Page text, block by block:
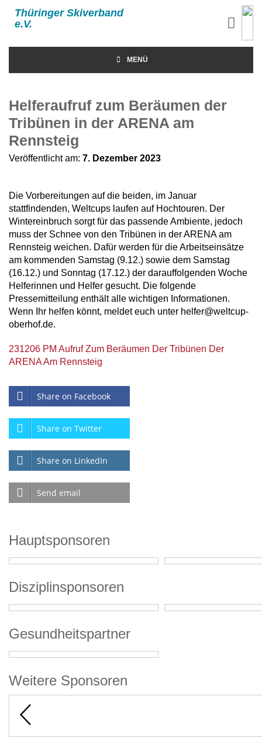
Thüringer Skiverband
e.V.
MENÜ
Helferaufruf zum Beräumen der
Tribünen in der ARENA am
Rennsteig
Veröffentlicht am: 7. Dezember 2023
Die Vorbereitungen auf die beiden, im Januar
stattfindenden, Weltcups laufen auf Hochtouren. Der
Wintereinbruch sorgt für das passende Ambiente, jedoch
muss der Schnee von den Tribünen in der ARENA am
Rennsteig weichen. Dafür werden für die Arbeitseinsätze
am kommenden Samstag (9.12.) sowie dem Samstag
(16.12.) und Sonntag (17.12.) der darauffolgenden Woche
Helferinnen und Helfer gesucht. Die folgende
Pressemitteilung enthält alle wichtigen Informationen.
Wenn Ihr helfen könnt, meldet euch unter helfer@weltcup-
oberhof.de.
231206 PM Aufruf Zum Beräumen Der Tribünen Der
ARENA Am Rennsteig
Share on Facebook
Share on Twitter
Share on LinkedIn
Send email
Hauptsponsoren
Disziplinsponsoren
Gesundheitspartner
Weitere Sponsoren